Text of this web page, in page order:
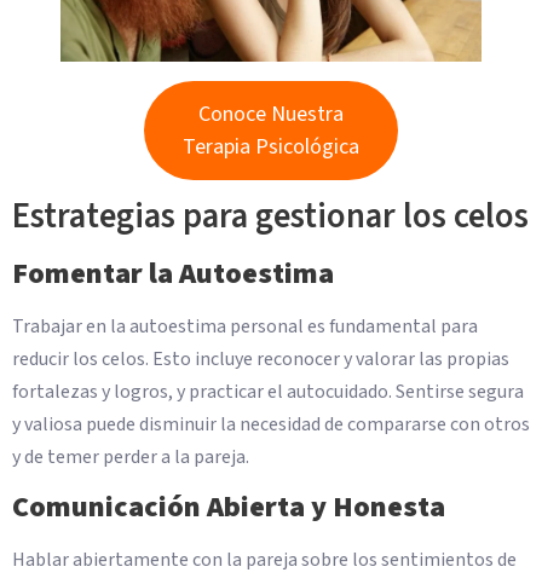
Conoce Nuestra
Terapia Psicológica
Estrategias para gestionar los celos
Fomentar la Autoestima
Trabajar en la autoestima personal es fundamental para
reducir los celos. Esto incluye reconocer y valorar las propias
fortalezas y logros, y practicar el autocuidado. Sentirse segura
y valiosa puede disminuir la necesidad de compararse con otros
y de temer perder a la pareja.
Comunicación Abierta y Honesta
Hablar abiertamente con la pareja sobre los sentimientos de